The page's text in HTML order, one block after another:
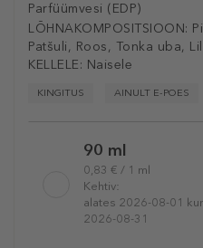
Parfüümvesi (EDP)
LÕHNAKOMPOSITSIOON:
Patšuli, Roos, Tonka uba,
KELLELE: Naisele
KINGITUS AINULT E-POES
variation90 ml
0,83 € / 1 ml
Kehtiv:
alates 2026-08-01
2026-08-31